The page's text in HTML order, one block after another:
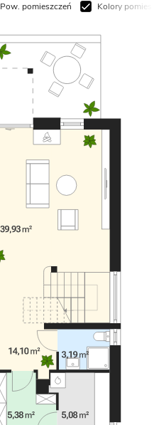
Pow. pomieszczeń Kolory